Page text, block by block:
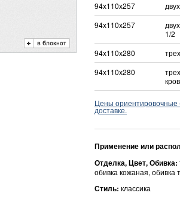
94х110х257
94х110х257
1/2
94х110х280
94х110х280
Цены ориентировочные
доставке.
Применение или
Отделка, Цвет, Обивка:
обивка кожаная, обивка
Стиль: классика